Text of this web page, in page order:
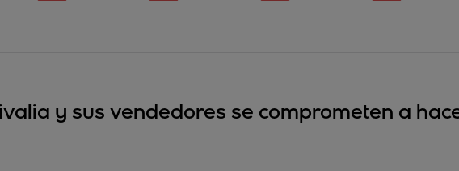
y sus vendedores se comprometen a